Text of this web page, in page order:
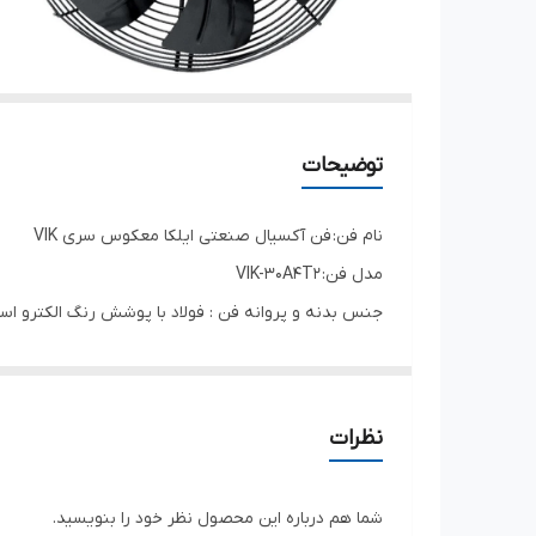
توضیحات
نام فن: فن آکسیال صنعتی ایلکا معکوس سری VIK
مدل فن: VIK-30A4T2
جنس بدنه و پروانه فن : فولاد با پوشش رنگ الکترو
نوع عملکرد موتور : دائم کار
کاربرد فن : سیستم های تاسیساتی ،کندانسورها و
نظرات
شما هم درباره این محصول نظر خود را بنویسید.